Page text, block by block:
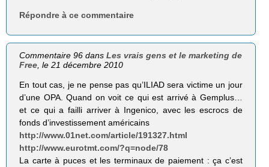
Répondre à ce commentaire
Commentaire 96 dansLes vrais gens et le marketing de
Free, le 21 décembre 2010
En tout cas, je ne pense pas qu’ILIAD sera victime un jour
d’une OPA. Quand on voit ce qui est arrivé à Gemplus…
et ce qui a failli arriver à Ingenico, avec les escrocs de
fonds d’investissement américains
http://www.01net.com/article/191327.html
http://www.eurotmt.com/?q=node/78
La carte à puces et les terminaux de paiement : ça c’est